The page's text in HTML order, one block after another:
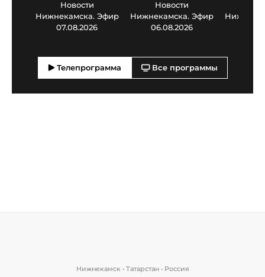
Новости
Нижнекамска. Эфир
07.08.2026
Новости
Нижнекамска. Эфир
06.08.2026
Телепрограмма Все программы
Нижнекамск • Татарстан • Россия